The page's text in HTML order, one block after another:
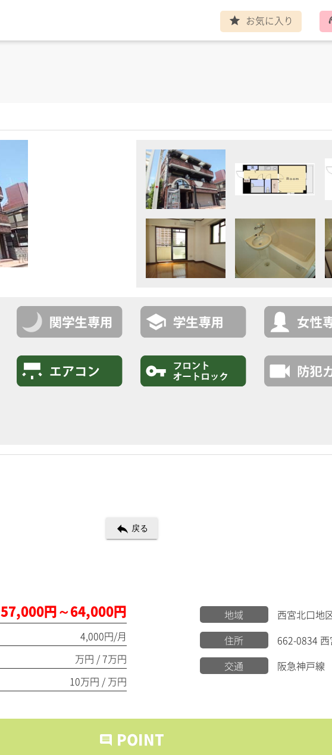
star お気に入り
reply 戻る
57,000円～64,000円
4,000円/月
万円 / 7万円
10万円 / 万円
地域
西宮北口地
住所
662-0834
交通
阪急神戸
comment POINT